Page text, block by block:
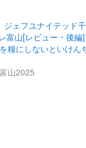
ジェフユナイテッド
富山[レビュー・後編
糧にしないといけん
山2025